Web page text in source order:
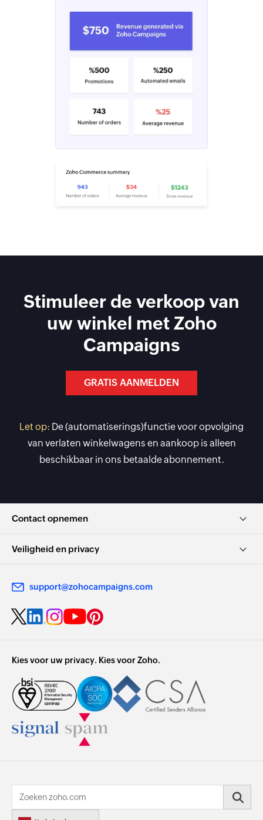
Stimuleer de verkoop van
uw winkel met Zoho
Campaigns
GRATIS AANMELDEN
Let op: De (automatiserings)functie voor opvolging
van verlaten winkelwagens en aankoop is alleen
beschikbaar in ons betaalde abonnement.
Contact opnemen
Veiligheid en privacy
support@zohocampaigns.com
Kies voor uw privacy. Kies voor Zoho.